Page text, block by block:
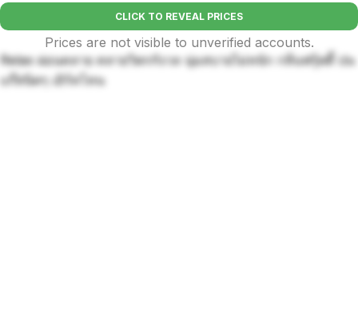
CLICK TO REVEAL PRICES
Prices are not visible to unverified accounts.
Relax ผ่อนคลาย คลายวิตกกังวล นุ่มสบายไม่หนัก กลิ่นฟรุ้ตตี้ ปน
แก๊สนิดๆ เอิร์ทโทน